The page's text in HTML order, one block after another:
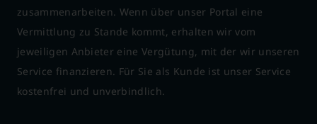
zusammenarbeiten. Wenn über unser Portal eine
Vermittlung zu Stande kommt, erhalten wir vom
jeweiligen Anbieter eine Vergütung, mit der wir unseren
Service finanzieren. Für Sie als Kunde ist unser Service
kostenfrei und unverbindlich.